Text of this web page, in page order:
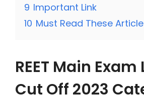
9 Important Link
10 Must Read These Article
REET Main Exam
Cut Off 2023